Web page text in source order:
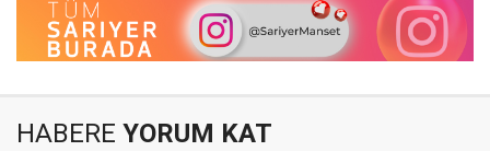
HABERE YORUM KAT